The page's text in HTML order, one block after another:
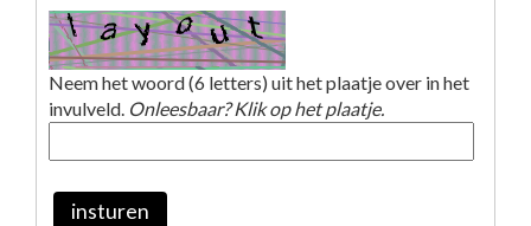
Neem het woord (6 letters) uit het plaatje over in het
invulveld. Onleesbaar? Klik op het plaatje.
insturen